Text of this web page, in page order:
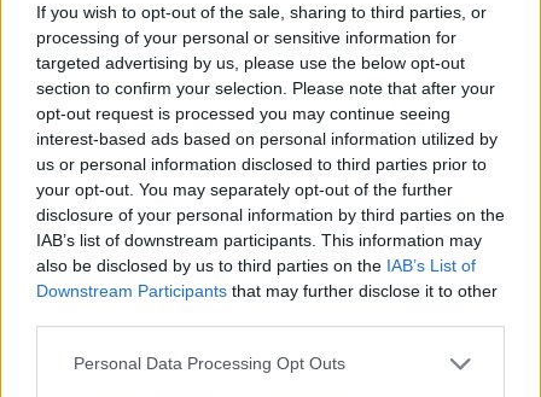
If you wish to opt-out of the sale, sharing to third parties, or
processing of your personal or sensitive information for
targeted advertising by us, please use the below opt-out
section to confirm your selection. Please note that after your
opt-out request is processed you may continue seeing
interest-based ads based on personal information utilized by
us or personal information disclosed to third parties prior to
your opt-out. You may separately opt-out of the further
disclosure of your personal information by third parties on the
IAB’s list of downstream participants. This information may
also be disclosed by us to third parties on the IAB’s List of
Downstream Participants that may further disclose it to other
Please note that this website/app uses one or more Google
Personal Data Processing Opt Outs
Ποιος είναι ο Ετιέν Καμαρά
Ο Γάλλος χαφ έκανε τα πρώτα του ποδοσφαιρικά
βήματα στις ακαδημίες της Τορσί, πριν
μετακινηθεί το 2019 στην Ανζέ. Οι εμφανίσεις του
εκεί προσέλκυσαν το ενδιαφέρον της
Χάντερσφιλντ, η οποία τον ενέταξε στο δυναμικό
της το 2020, δίνοντάς του σταδιακά την ευκαιρία να
εξελιχθεί από τα τμήματα υποδομής μέχρι την